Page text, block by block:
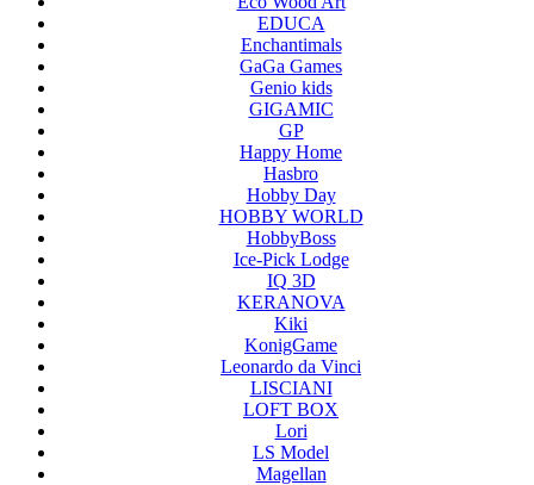
EDUCA
Enchantimals
GaGa Games
Genio kids
GIGAMIC
GP
Happy Home
Hasbro
Hobby Day
HOBBY WORLD
HobbyBoss
Ice-Pick Lodge
IQ 3D
KERANOVA
Kiki
KonigGame
Leonardo da Vinci
LISCIANI
LOFT BOX
Lori
LS Model
Magellan